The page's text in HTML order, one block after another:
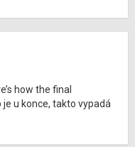
how the final
je u konce, takto vypadá